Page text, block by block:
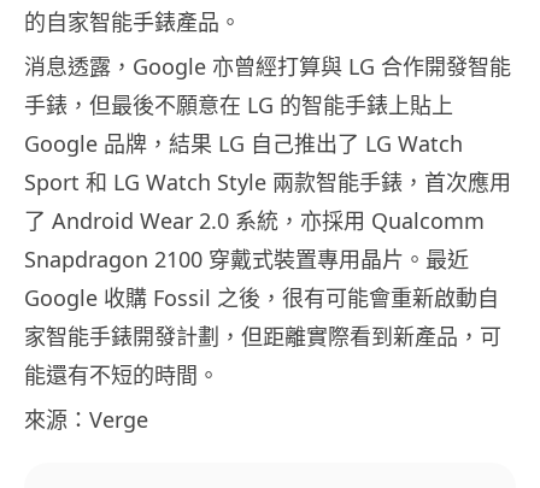
的自家智能手錶產品。
消息透露，Google 亦曾經打算與 LG 合作開發智能
手錶，但最後不願意在 LG 的智能手錶上貼上
Google 品牌，結果 LG 自己推出了 LG Watch
Sport 和 LG Watch Style 兩款智能手錶，首次應用
了 Android Wear 2.0 系統，亦採用 Qualcomm
Snapdragon 2100 穿戴式裝置專用晶片。最近
Google 收購 Fossil 之後，很有可能會重新啟動自
家智能手錶開發計劃，但距離實際看到新產品，可
能還有不短的時間。
來源：Verge